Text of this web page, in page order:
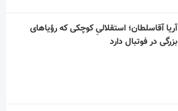
آریا آقاسلطان؛ استقلالیِ کوچکی که رؤیاهای
بزرگی در فوتبال دارد